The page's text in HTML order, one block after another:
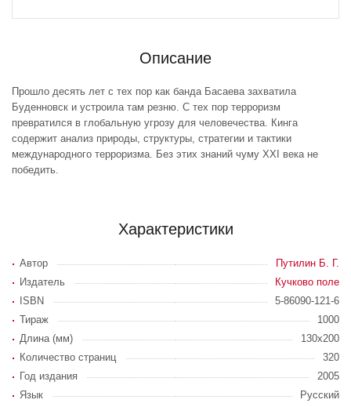
Описание
Прошло десять лет с тех пор как банда Басаева захватила
Буденновск и устроила там резню. С тех пор терроризм
превратился в глобальную угрозу для человечества. Кинга
содержит анализ природы, структуры, стратегии и тактики
международного терроризма. Без этих знаний чуму XXI века не
победить.
Характеристики
Автор
Путилин Б. Г.
Издатель
Кучково поле
ISBN
5-86090-121-6
Тираж
1000
Длина (мм)
130x200
Количество страниц
320
Год издания
2005
Язык
Русский